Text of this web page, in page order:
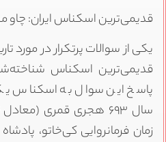
قدیمی‌ترین اسکناس ایران: چاو
یکی از سوالات پرتکرار در مورد
قدیمی‌ترین اسکناس
پاسخ این سوال به اسکناس
زمان فرمانروایی کی‌خاتو،